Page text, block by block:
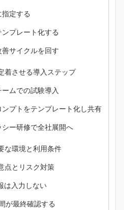
定する
プレート化する
サイクルを回す
着させる導入ステップ
ムでの試験導入
プトをテンプレート化し共有
ー研修で全社展開へ
な環境と利用条件
点とリスク対策
は入力しない
が最終確認する